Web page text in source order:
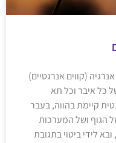
(קווים אנרגטיים)
כל איבר וכל תא
קיימת בהווה, בעבר
הגוף ושל המערכות
לידי ביטוי בתגובת